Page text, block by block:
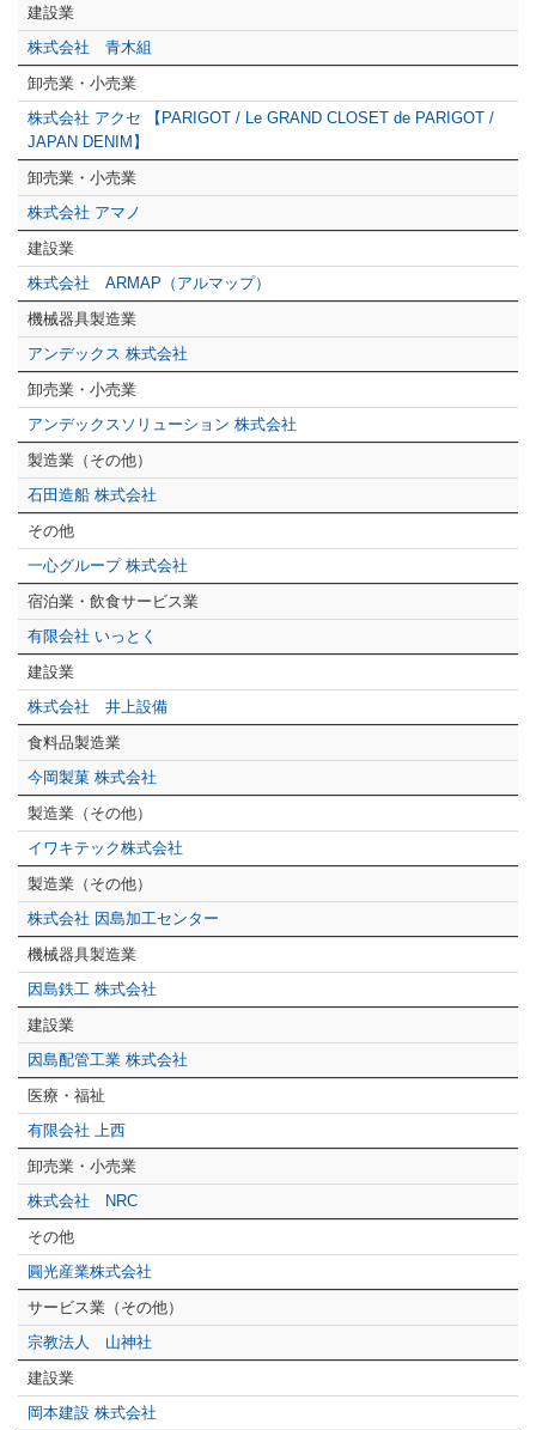
建設業
株式会社 青木組
卸売業・小売業
株式会社 アクセ 【PARIGOT / Le GRAND CLOSET de PARIGOT /
JAPAN DENIM】
卸売業・小売業
株式会社 アマノ
建設業
株式会社 ARMAP（アルマップ）
機械器具製造業
アンデックス 株式会社
卸売業・小売業
アンデックスソリューション 株式会社
製造業（その他）
石田造船 株式会社
その他
一心グループ 株式会社
宿泊業・飲食サービス業
有限会社 いっとく
建設業
株式会社 井上設備
食料品製造業
今岡製菓 株式会社
製造業（その他）
イワキテック株式会社
製造業（その他）
株式会社 因島加工センター
機械器具製造業
因島鉄工 株式会社
建設業
因島配管工業 株式会社
医療・福祉
有限会社 上西
卸売業・小売業
株式会社 NRC
その他
圓光産業株式会社
サービス業（その他）
宗教法人 山神社
建設業
岡本建設 株式会社